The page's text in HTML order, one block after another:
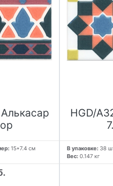
15*7.4 см
HGD/
В упаковке: 38
Вес: 0.147 кг